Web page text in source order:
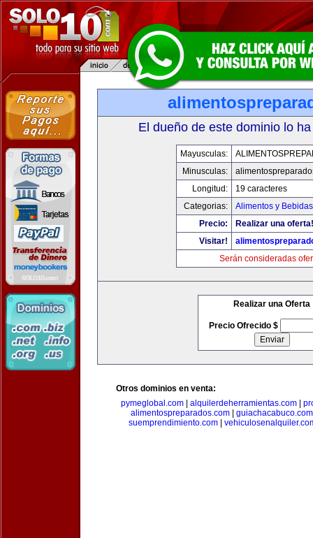
El dueño de este dominio lo
Mayusculas:
Minusculas:
Longitud:
19 caracteres
Categorias:
Alimentos y Bebidas
Precio:
Realizar una oferta!
Visitar!
Serán consideradas
Realizar una Oferta
Precio Ofrecido $
Otros dominios en venta:
pymeglobal.com| alquilerdeherramientas.com|
alimentospreparados.com| guiachacabuco.com
suemprendimiento.com|